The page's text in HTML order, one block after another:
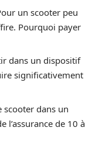
un scooter peu
Pourquoi payer
dans un dispositif
significativement
scooter dans un
de 10 à